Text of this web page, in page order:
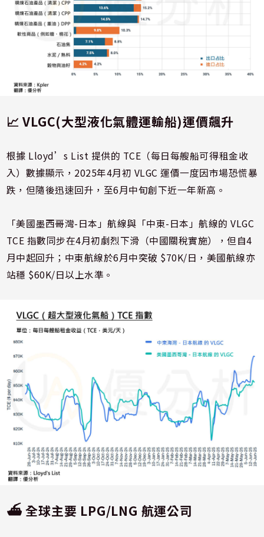
📈 VLGC(大型液化氣體運輸船)運價飆升
根據 Lloyd’s List 提供的 TCE（每日每艘船可得租金收
入）數據顯示，2025年4月初 VLGC 運價一度因市場恐慌暴
跌，但隨後迅速回升，至6月中旬創下近一年新高。
「美國墨西哥灣-日本」航線與「中東-日本」航線的 VLGC
TCE 指數同步在4月初劇烈下滑（中國關稅實施），但自4
月中起回升；中東航線於6月中突破 $70K/日，美國航線亦
站穩 $60K/日以上水準。
⛴ 全球主要 LPG/LNG 航運公司